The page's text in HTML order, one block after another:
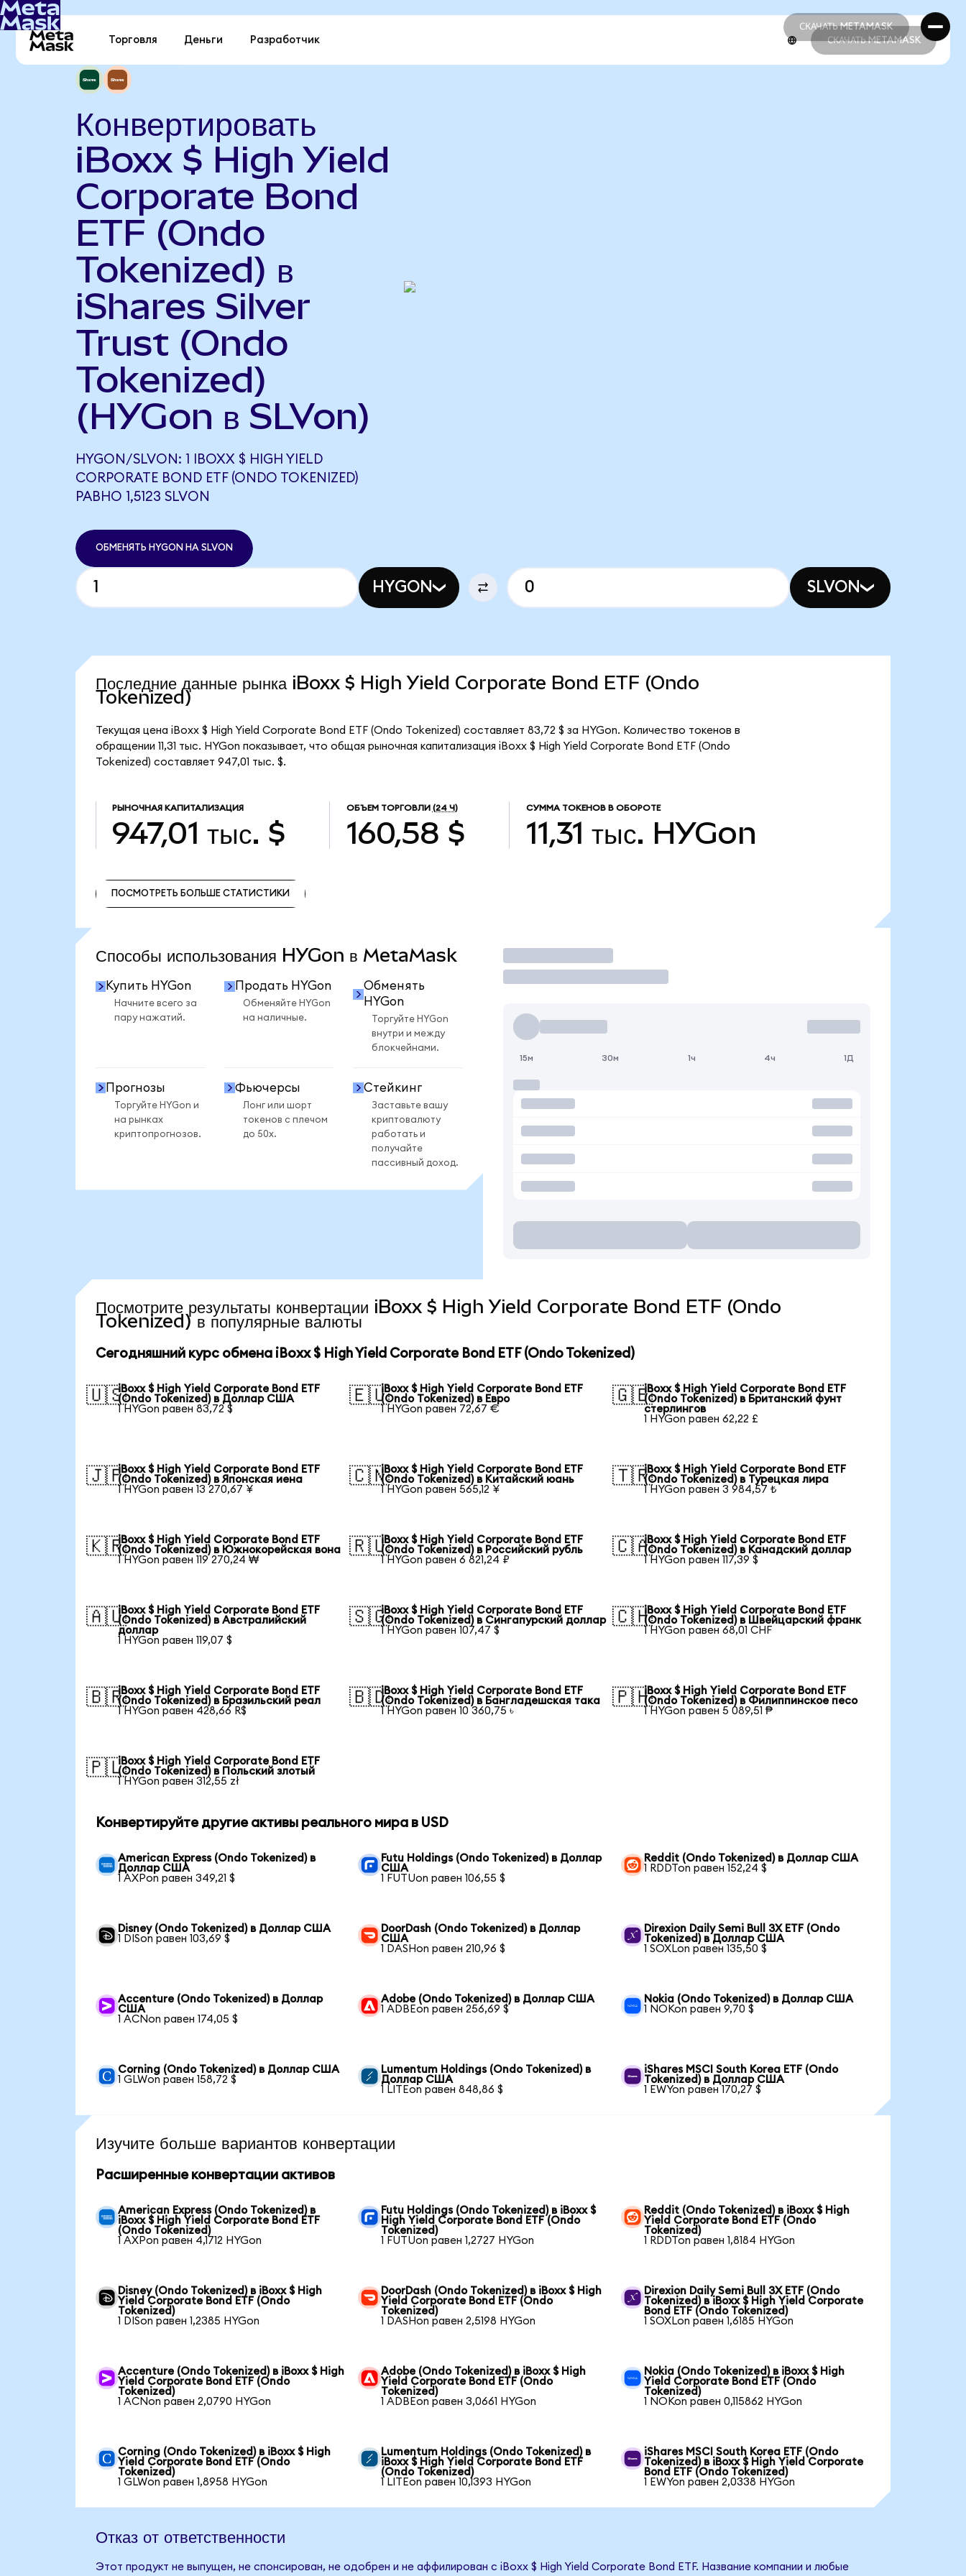
СКАЧАТЬ METAMASK
СКАЧАТЬ METAMASK
Торговля Деньги Разработчик СКАЧАТЬ METAMASK
Конвертировать
iBoxx $ High Yield
Corporate Bond
ETF (Ondo
Tokenized) в
iShares Silver
Trust (Ondo
Tokenized)
(HYGon в SLVon)
HYGON/SLVON: 1 IBOXX $ HIGH YIELD
CORPORATE BOND ETF (ONDO TOKENIZED)
РАВНО 1,5123 SLVON
ОБМЕНЯТЬ HYGON НА SLVON
HYGON SLVON
Последние данные рынка iBoxx $ High Yield Corporate Bond ETF (Ondo
Tokenized)
Текущая цена iBoxx $ High Yield Corporate Bond ETF (Ondo Tokenized) составляет 83,72 $ за HYGon. Количество токенов в
обращении 11,31 тыс. HYGon показывает, что общая рыночная капитализация iBoxx $ High Yield Corporate Bond ETF (Ondo
Tokenized) составляет 947,01 тыс. $.
РЫНОЧНАЯ КАПИТАЛИЗАЦИЯ
947,01 тыс. $
ОБЪЕМ ТОРГОВЛИ (24 Ч)
160,58 $
СУММА ТОКЕНОВ В ОБОРОТЕ
11,31 тыс. HYGon
ПОСМОТРЕТЬ БОЛЬШЕ СТАТИСТИКИ
Способы использования HYGon в MetaMask
Купить HYGon
Начните всего за
пару нажатий.
Продать HYGon
Обменяйте HYGon
на наличные.
Обменять
HYGon
Торгуйте HYGon
внутри и между
блокчейнами.
Прогнозы
Торгуйте HYGon и
на рынках
криптопрогнозов.
Фьючерсы
Лонг или шорт
токенов с плечом
до 50x.
Стейкинг
Заставьте вашу
криптовалюту
работать и
получайте
пассивный доход.
Торговать
15м 30м 1ч 4ч 1Д
Посмотрите результаты конвертации iBoxx $ High Yield Corporate Bond ETF (Ondo
Tokenized) в популярные валюты
Сегодняшний курс обмена iBoxx $ High Yield Corporate Bond ETF (Ondo Tokenized)
🇺🇸iBoxx $ High Yield Corporate Bond ETF
(Ondo Tokenized) в Доллар США
1 HYGon равен 83,72 $
🇪🇺iBoxx $ High Yield Corporate Bond ETF
(Ondo Tokenized) в Евро
1 HYGon равен 72,67 €
🇬🇧iBoxx $ High Yield Corporate Bond ETF
(Ondo Tokenized) в Британский фунт
стерлингов
1 HYGon равен 62,22 £
🇯🇵iBoxx $ High Yield Corporate Bond ETF
(Ondo Tokenized) в Японская иена
1 HYGon равен 13 270,67 ¥
🇨🇳iBoxx $ High Yield Corporate Bond ETF
(Ondo Tokenized) в Китайский юань
1 HYGon равен 565,12 ¥
🇹🇷iBoxx $ High Yield Corporate Bond ETF
(Ondo Tokenized) в Турецкая лира
1 HYGon равен 3 984,57 ₺
🇰🇷iBoxx $ High Yield Corporate Bond ETF
(Ondo Tokenized) в Южнокорейская вона
1 HYGon равен 119 270,24 ₩
🇷🇺iBoxx $ High Yield Corporate Bond ETF
(Ondo Tokenized) в Российский рубль
1 HYGon равен 6 821,24 ₽
🇨🇦iBoxx $ High Yield Corporate Bond ETF
(Ondo Tokenized) в Канадский доллар
1 HYGon равен 117,39 $
🇦🇺iBoxx $ High Yield Corporate Bond ETF
(Ondo Tokenized) в Австралийский
доллар
1 HYGon равен 119,07 $
🇸🇬iBoxx $ High Yield Corporate Bond ETF
(Ondo Tokenized) в Сингапурский доллар
1 HYGon равен 107,47 $
🇨🇭iBoxx $ High Yield Corporate Bond ETF
(Ondo Tokenized) в Швейцарский франк
1 HYGon равен 68,01 CHF
🇧🇷iBoxx $ High Yield Corporate Bond ETF
(Ondo Tokenized) в Бразильский реал
1 HYGon равен 428,66 R$
🇧🇩iBoxx $ High Yield Corporate Bond ETF
(Ondo Tokenized) в Бангладешская така
1 HYGon равен 10 360,75 ৳
🇵🇭iBoxx $ High Yield Corporate Bond ETF
(Ondo Tokenized) в Филиппинское песо
1 HYGon равен 5 089,51 ₱
🇵🇱iBoxx $ High Yield Corporate Bond ETF
(Ondo Tokenized) в Польский злотый
1 HYGon равен 312,55 zł
Конвертируйте другие активы реального мира в USD
American Express (Ondo Tokenized) в
Доллар США
1 AXPon равен 349,21 $
Futu Holdings (Ondo Tokenized) в Доллар
США
1 FUTUon равен 106,55 $
Reddit (Ondo Tokenized) в Доллар США
1 RDDTon равен 152,24 $
Disney (Ondo Tokenized) в Доллар США
1 DISon равен 103,69 $
DoorDash (Ondo Tokenized) в Доллар
США
1 DASHon равен 210,96 $
Direxion Daily Semi Bull 3X ETF (Ondo
Tokenized) в Доллар США
1 SOXLon равен 135,50 $
Accenture (Ondo Tokenized) в Доллар
США
1 ACNon равен 174,05 $
Adobe (Ondo Tokenized) в Доллар США
1 ADBEon равен 256,69 $
Nokia (Ondo Tokenized) в Доллар США
1 NOKon равен 9,70 $
Corning (Ondo Tokenized) в Доллар США
1 GLWon равен 158,72 $
Lumentum Holdings (Ondo Tokenized) в
Доллар США
1 LITEon равен 848,86 $
iShares MSCI South Korea ETF (Ondo
Tokenized) в Доллар США
1 EWYon равен 170,27 $
Изучите больше вариантов конвертации
Расширенные конвертации активов
American Express (Ondo Tokenized) в
iBoxx $ High Yield Corporate Bond ETF
(Ondo Tokenized)
1 AXPon равен 4,1712 HYGon
Futu Holdings (Ondo Tokenized) в iBoxx $
High Yield Corporate Bond ETF (Ondo
Tokenized)
1 FUTUon равен 1,2727 HYGon
Reddit (Ondo Tokenized) в iBoxx $ High
Yield Corporate Bond ETF (Ondo
Tokenized)
1 RDDTon равен 1,8184 HYGon
Disney (Ondo Tokenized) в iBoxx $ High
Yield Corporate Bond ETF (Ondo
Tokenized)
1 DISon равен 1,2385 HYGon
DoorDash (Ondo Tokenized) в iBoxx $ High
Yield Corporate Bond ETF (Ondo
Tokenized)
1 DASHon равен 2,5198 HYGon
Direxion Daily Semi Bull 3X ETF (Ondo
Tokenized) в iBoxx $ High Yield Corporate
Bond ETF (Ondo Tokenized)
1 SOXLon равен 1,6185 HYGon
Accenture (Ondo Tokenized) в iBoxx $ High
Yield Corporate Bond ETF (Ondo
Tokenized)
1 ACNon равен 2,0790 HYGon
Adobe (Ondo Tokenized) в iBoxx $ High
Yield Corporate Bond ETF (Ondo
Tokenized)
1 ADBEon равен 3,0661 HYGon
Nokia (Ondo Tokenized) в iBoxx $ High
Yield Corporate Bond ETF (Ondo
Tokenized)
1 NOKon равен 0,115862 HYGon
Corning (Ondo Tokenized) в iBoxx $ High
Yield Corporate Bond ETF (Ondo
Tokenized)
1 GLWon равен 1,8958 HYGon
Lumentum Holdings (Ondo Tokenized) в
iBoxx $ High Yield Corporate Bond ETF
(Ondo Tokenized)
1 LITEon равен 10,1393 HYGon
iShares MSCI South Korea ETF (Ondo
Tokenized) в iBoxx $ High Yield Corporate
Bond ETF (Ondo Tokenized)
1 EWYon равен 2,0338 HYGon
Отказ от ответственности
Этот продукт не выпущен, не спонсирован, не одобрен и не аффилирован с iBoxx $ High Yield Corporate Bond ETF. Название компании и любые